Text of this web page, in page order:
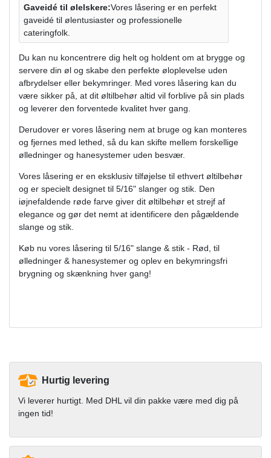
Gaveidé til ølelskere:Vores låsering er en perfekt
gaveidé til ølentusiaster og professionelle
cateringfolk.
Du kan nu koncentrere dig helt og holdent om at brygge og
servere din øl og skabe den perfekte øloplevelse uden
afbrydelser eller bekymringer. Med vores låsering kan du
være sikker på, at dit øltilbehør altid vil forblive på sin plads
og leverer den forventede kvalitet hver gang.
Derudover er vores låsering nem at bruge og kan monteres
og fjernes med lethed, så du kan skifte mellem forskellige
ølledninger og hanesystemer uden besvær.
Vores låsering er en eksklusiv tilføjelse til ethvert øltilbehør
og er specielt designet til 5/16" slanger og stik. Den
iøjnefaldende røde farve giver dit øltilbehør et strejf af
elegance og gør det nemt at identificere den pågældende
slange og stik.
Køb nu vores låsering til 5/16" slange & stik - Rød, til
ølledninger & hanesystemer og oplev en bekymringsfri
brygning og skænkning hver gang!
Hurtig levering
Vi leverer hurtigt. Med DHL vil din pakke være med dig på
ingen tid!